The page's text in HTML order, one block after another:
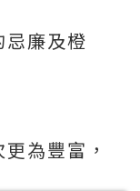
廉及橙
為豐富，